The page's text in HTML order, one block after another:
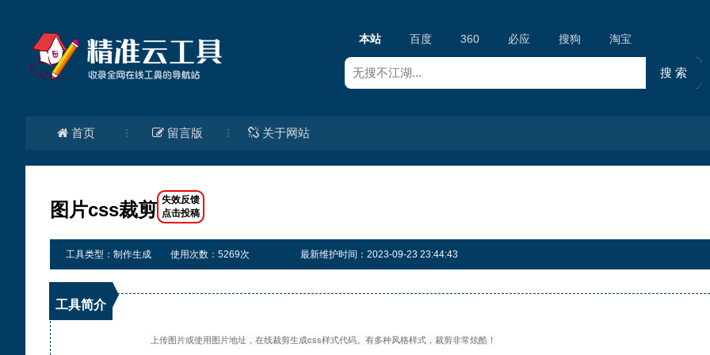
本站 百度 360 必应 搜狗 淘宝
首页 留言版 关于网站
图片css裁剪
工具类型：制作生成 使用次数：5269次 最新维护时间：2023-09-23 23:44:43
工具简介
上传图片或使用图片地址，在线裁剪生成css样式代码。有多种风格样式，裁剪非常炫酷！